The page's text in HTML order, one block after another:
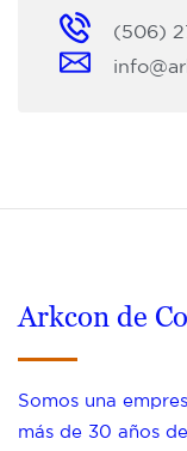
(506)
Arkcon de
Somos una
más de 30 años